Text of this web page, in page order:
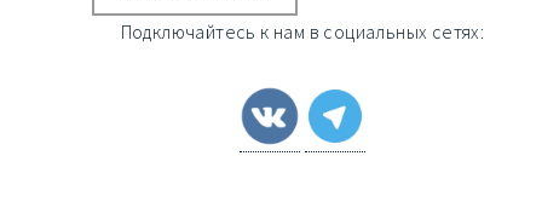
Подключайтесь к нам в социальных сетях: